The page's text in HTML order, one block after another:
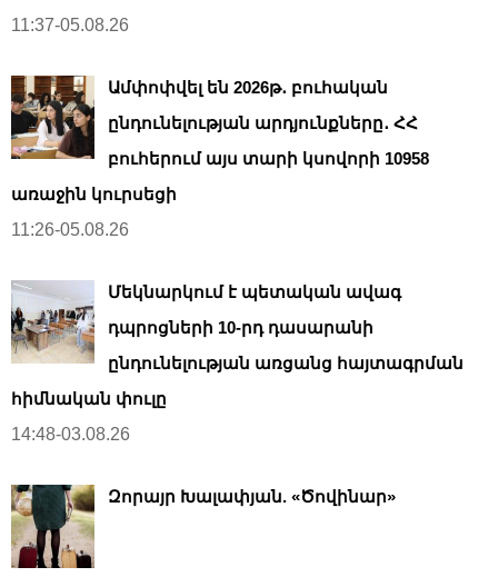
11:37-05.08.26
Ամփոփվել են 2026թ․ բուհական
ընդունելության արդյունքները․ ՀՀ
բուհերում այս տարի կսովորի 10958
առաջին կուրսեցի
11:26-05.08.26
Մեկնարկում է պետական ավագ
դպրոցների 10-րդ դասարանի
ընդունելության առցանց հայտագրման
հիմնական փուլը
14:48-03.08.26
Զորայր Խալափյան. «Ծովինար»